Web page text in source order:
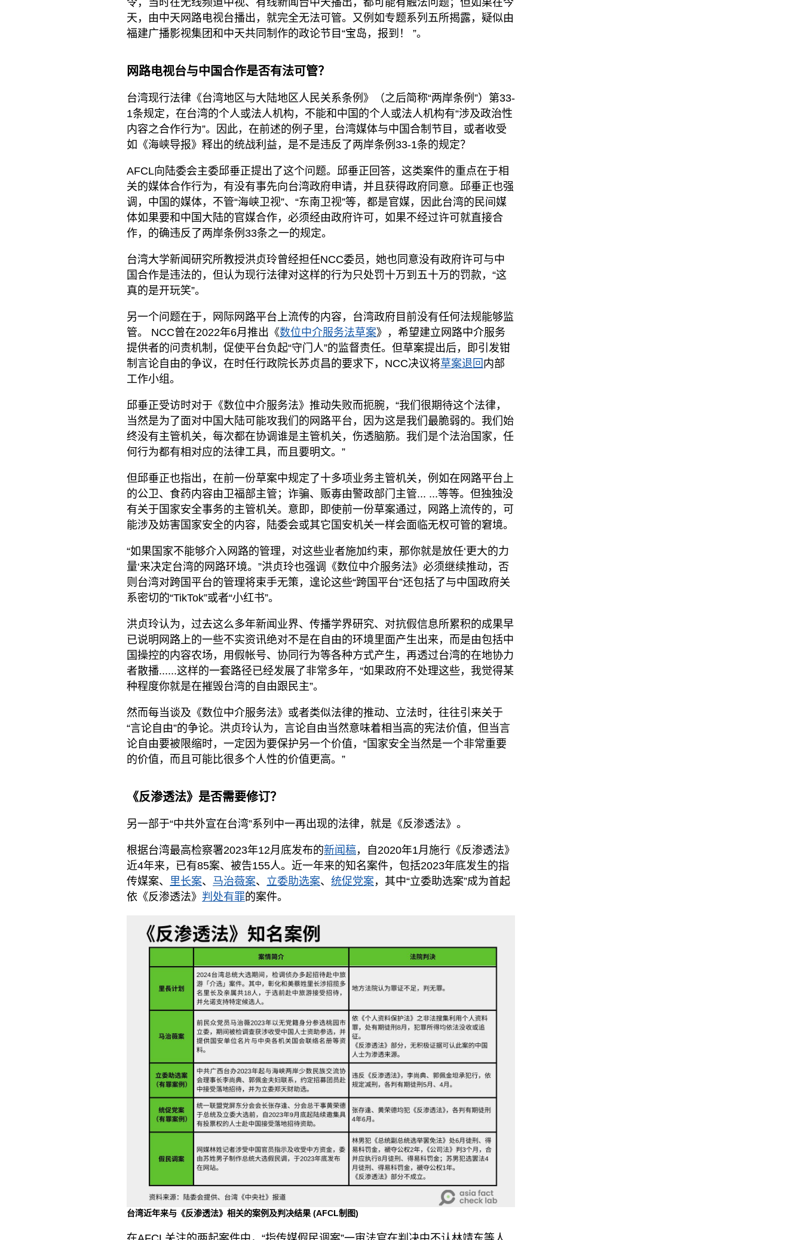
令，当时在无线频道中视、有线新闻台中天播出，都可能有触法问题；但如果在今
天，由中天网路电视台播出，就完全无法可管。又例如专题系列五所揭露，疑似由
福建广播影视集团和中天共同制作的政论节目“宝岛，报到！ ”。
网路电视台与中国合作是否有法可管？
台湾现行法律《台湾地区与大陆地区人民关系条例》（之后简称“两岸条例”）第33-
1条规定，在台湾的个人或法人机构，不能和中国的个人或法人机构有“涉及政治性
内容之合作行为”。因此，在前述的例子里，台湾媒体与中国合制节目，或者收受
如《海峡导报》释出的统战利益，是不是违反了两岸条例33-1条的规定？
AFCL向陆委会主委邱垂正提出了这个问题。邱垂正回答，这类案件的重点在于相
关的媒体合作行为，有没有事先向台湾政府申请，并且获得政府同意。邱垂正也强
调，中国的媒体，不管“海峡卫视”、“东南卫视”等，都是官媒，因此台湾的民间媒
体如果要和中国大陆的官媒合作，必须经由政府许可，如果不经过许可就直接合
作，的确违反了两岸条例33条之一的规定。
台湾大学新闻研究所教授洪贞玲曾经担任NCC委员，她也同意没有政府许可与中
国合作是违法的，但认为现行法律对这样的行为只处罚十万到五十万的罚款，“这
真的是开玩笑”。
另一个问题在于，网际网路平台上流传的内容，台湾政府目前没有任何法规能够监
管。 NCC曾在2022年6月推出《数位中介服务法草案》，希望建立网路中介服务
提供者的问责机制，促使平台负起“守门人”的监督责任。但草案提出后，即引发钳
制言论自由的争议，在时任行政院长苏贞昌的要求下，NCC决议将草案退回 内部
工作小组。
邱垂正受访时对于《数位中介服务法》推动失败而扼腕，“我们很期待这个法律，
当然是为了面对中国大陆可能攻我们的网路平台，因为这是我们最脆弱的。我们始
终没有主管机关，每次都在协调谁是主管机关，伤透脑筋。我们是个法治国家，任
何行为都有相对应的法律工具，而且要明文。”
但邱垂正也指出，在前一份草案中规定了十多项业务主管机关，例如在网路平台上
的公卫、食药内容由卫福部主管；诈骗、贩毐由警政部门主管... ...等等。但独独没
有关于国家安全事务的主管机关。意即，即使前一份草案通过，网路上流传的，可
能涉及妨害国家安全的内容，陆委会或其它国安机关一样会面临无权可管的窘境。
“如果国家不能够介入网路的管理，对这些业者施加约束，那你就是放任‘更大的力
量‘来决定台湾的网路环境。”洪贞玲也强调《数位中介服务法》必须继续推动，否
则台湾对跨国平台的管理将束手无策，遑论这些“跨国平台”还包括了与中国政府关
系密切的“TikTok”或者“小红书”。
洪贞玲认为，过去这么多年新闻业界、传播学界研究、对抗假信息所累积的成果早
已说明网路上的一些不实资讯绝对不是在自由的环境里面产生出来，而是由包括中
国操控的内容农场，用假帐号、协同行为等各种方式产生，再透过台湾的在地协力
者散播......这样的一套路径已经发展了非常多年，“如果政府不处理这些，我觉得某
种程度你就是在摧毁台湾的自由跟民主”。
然而每当谈及《数位中介服务法》或者类似法律的推动、立法时，往往引来关于
“言论自由”的争论。洪贞玲认为，言论自由当然意味着相当高的宪法价值，但当言
论自由要被限缩时，一定因为要保护另一个价值，“国家安全当然是一个非常重要
的价值，而且可能比很多个人性的价值更高。”
《反渗透法》是否需要修订？
另一部于“中共外宣在台湾”系列中一再出现的法律，就是《反渗透法》。
根据台湾最高检察署2023年12月底发布的新闻稿 ，自2020年1月施行《反渗透法》
近4年来，已有85案、被告155人。近一年来的知名案件，包括2023年底发生的指
传媒案、 里长案、 马治薇案、 立委助选案、 统促党案 ，其中“立委助选案”成为首起
依《反渗透法》 判处有罪的案件。
台湾近年来与《反渗透法》相关的案例及判决结果 (AFCL制图)